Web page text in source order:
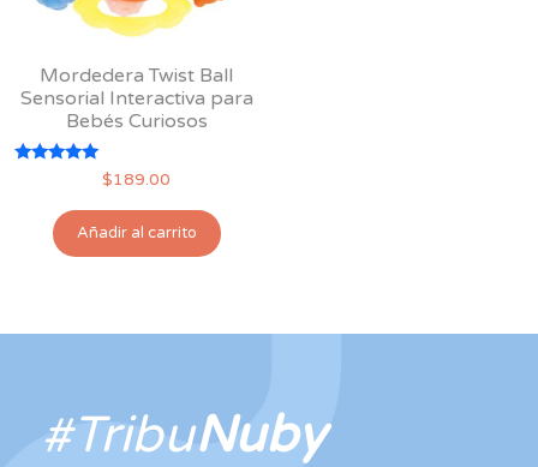
producto
Mordedera Twist Ball
Sensorial Interactiva para
Bebés Curiosos
5.00
de 5
$189.00
Añadir al carrito
#TribuNuby